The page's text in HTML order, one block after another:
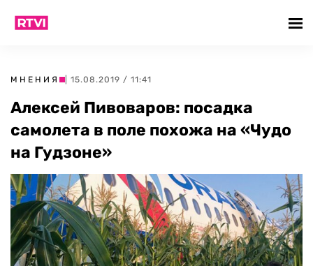
МНЕНИЯ | 15.08.2019 / 11:41
Алексей Пивоваров: посадка
самолета в поле похожа на «Чудо
на Гудзоне»